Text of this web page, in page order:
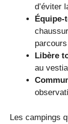
d’éviter
Équipe-
Libère
au
Les campings